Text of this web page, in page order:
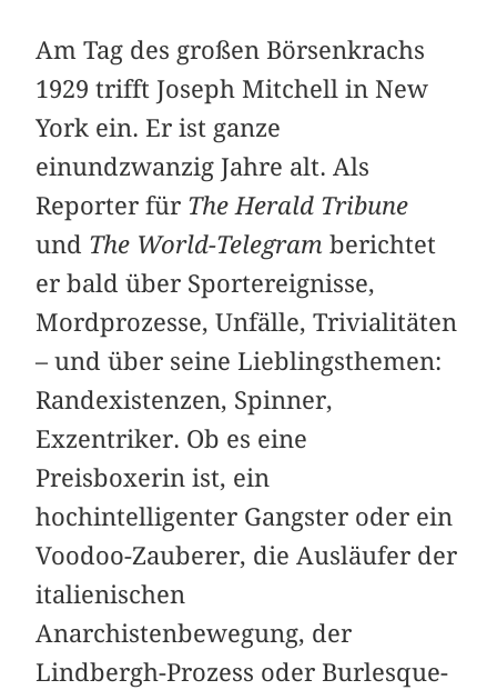
Am Tag des großen Börsenkrachs
1929 trifft Joseph Mitchell in New
York ein. Er ist ganze
einundzwanzig Jahre alt. Als
Reporter für The Herald Tribune
und The World-Telegram berichtet
er bald über Sportereignisse,
Mordprozesse, Unfälle, Trivialitäten
– und über seine Lieblingsthemen:
Randexistenzen, Spinner,
Exzentriker. Ob es eine
Preisboxerin ist, ein
hochintelligenter Gangster oder ein
Voodoo-Zauberer, die Ausläufer der
italienischen
Anarchistenbewegung, der
Lindbergh-Prozess oder Burlesque-